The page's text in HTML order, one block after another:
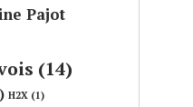
Pajot
(14)
H2X (1)